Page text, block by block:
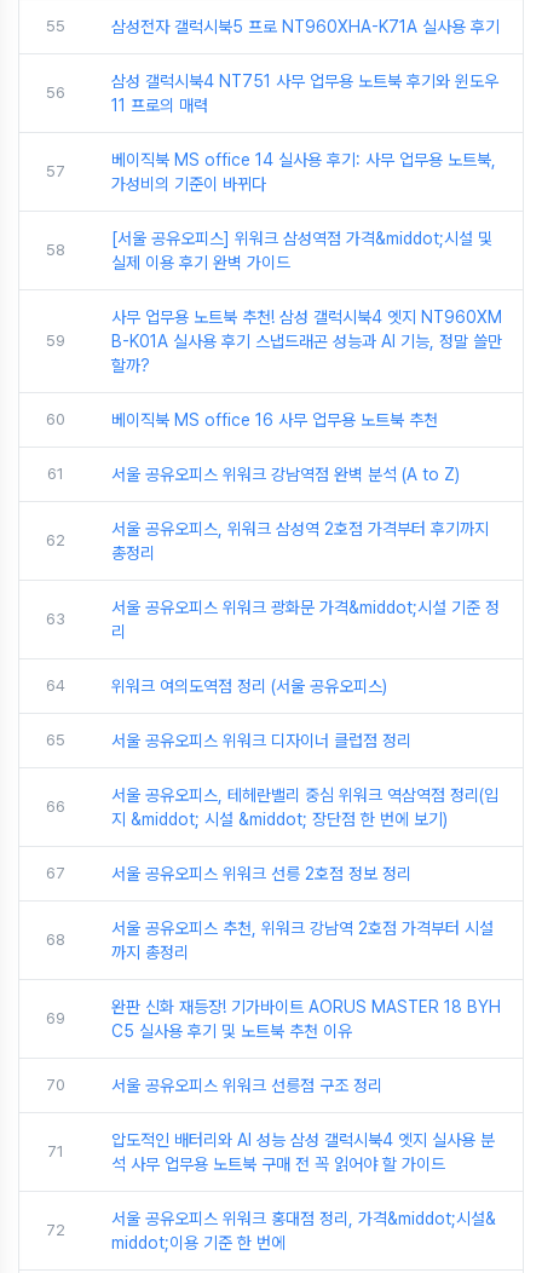
55 삼성전자 갤럭시북5 프로 NT960XHA-K71A 실사용 후기
56
삼성 갤럭시북4 NT751 사무 업무용 노트북 후기와 윈도우
11 프로의 매력
57
베이직북 MS office 14 실사용 후기: 사무 업무용 노트북,
가성비의 기준이 바뀌다
58
[서울 공유오피스] 위워크 삼성역점 가격&middot;시설 및
실제 이용 후기 완벽 가이드
59
사무 업무용 노트북 추천! 삼성 갤럭시북4 엣지 NT960XM
B-K01A 실사용 후기 스냅드래곤 성능과 AI 기능, 정말 쓸만
할까?
60 베이직북 MS office 16 사무 업무용 노트북 추천
61 서울 공유오피스 위워크 강남역점 완벽 분석 (A to Z)
62
서울 공유오피스, 위워크 삼성역 2호점 가격부터 후기까지
총정리
63
서울 공유오피스 위워크 광화문 가격&middot;시설 기준 정
리
64 위워크 여의도역점 정리 (서울 공유오피스)
65 서울 공유오피스 위워크 디자이너 클럽점 정리
66
서울 공유오피스, 테헤란밸리 중심 위워크 역삼역점 정리(입
지 &middot; 시설 &middot; 장단점 한 번에 보기)
67 서울 공유오피스 위워크 선릉 2호점 정보 정리
68
서울 공유오피스 추천, 위워크 강남역 2호점 가격부터 시설
까지 총정리
69
완판 신화 재등장! 기가바이트 AORUS MASTER 18 BYH
C5 실사용 후기 및 노트북 추천 이유
70 서울 공유오피스 위워크 선릉점 구조 정리
71
압도적인 배터리와 AI 성능 삼성 갤럭시북4 엣지 실사용 분
석 사무 업무용 노트북 구매 전 꼭 읽어야 할 가이드
72
서울 공유오피스 위워크 홍대점 정리, 가격&middot;시설&
middot;이용 기준 한 번에